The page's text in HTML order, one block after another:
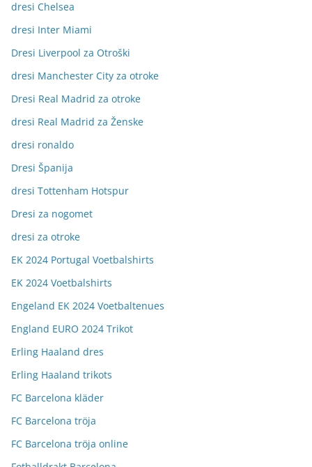
dresi Chelsea
dresi Inter Miami
Dresi Liverpool za Otroški
dresi Manchester City za otroke
Dresi Real Madrid za otroke
dresi Real Madrid za Ženske
dresi ronaldo
Dresi Španija
dresi Tottenham Hotspur
Dresi za nogomet
dresi za otroke
EK 2024 Portugal Voetbalshirts
EK 2024 Voetbalshirts
Engeland EK 2024 Voetbaltenues
England EURO 2024 Trikot
Erling Haaland dres
Erling Haaland trikots
FC Barcelona kläder
FC Barcelona tröja
FC Barcelona tröja online